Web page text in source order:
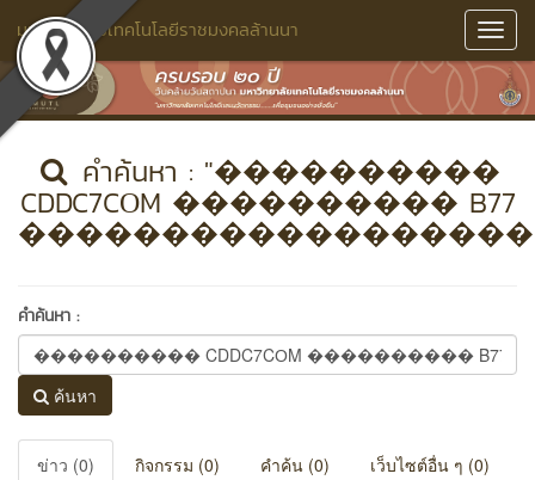
มหาวิทยาลัยเทคโนโลยีราชมงคลล้านนา
คำค้นหา : "����������
CDDC7CОM ���������� B77
คำค้นหา :
ค้นหา
ข่าว (0) กิจกรรม (0) คำค้น (0) เว็บไซต์อื่น ๆ (0)